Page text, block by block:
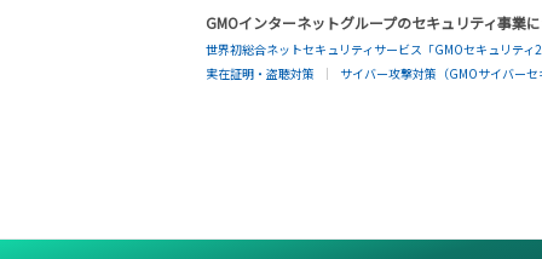
GMOインターネットグループのセキュリティ事業
世界初総合ネットセキュリティサービス「GMOセキュリティ
実在証明・盗聴対策
サイバー攻撃対策（GMOサイバー